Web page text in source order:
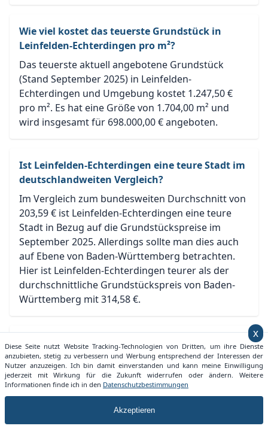
Wie viel kostet das teuerste Grundstück in
Leinfelden-Echterdingen pro m²?
Das teuerste aktuell angebotene Grundstück
(Stand September 2025) in Leinfelden-
Echterdingen und Umgebung kostet 1.247,50 €
pro m². Es hat eine Größe von 1.704,00 m² und
wird insgesamt für 698.000,00 € angeboten.
Ist Leinfelden-Echterdingen eine teure Stadt im
deutschlandweiten Vergleich?
Im Vergleich zum bundesweiten Durchschnitt von
203,59 € ist Leinfelden-Echterdingen eine teure
Stadt in Bezug auf die Grundstückspreise im
September 2025. Allerdings sollte man dies auch
auf Ebene von Baden-Württemberg betrachten.
Hier ist Leinfelden-Echterdingen teurer als der
durchschnittliche Grundstückspreis von Baden-
Württemberg mit 314,58 €.
Welche Entwicklung nimmt der
Grundstückspreis in Leinfelden-Echterdingen?
Der Grundstückspreis der Stadt Leinfelden-
Echterdingen ist im letzten Monat durchschnittlich
um -35,32 % gefallen. Damit liegt der
Grundstückspreis für Leinfelden-Echterdingen im
x
Diese Seite nutzt Website Tracking-Technologien von Dritten, um ihre Dienste
anzubieten, stetig zu verbessern und Werbung entsprechend der Interessen der
Nutzer anzuzeigen. Ich bin damit einverstanden und kann meine Einwilligung
jederzeit mit Wirkung für die Zukunft widerrufen oder ändern. Weitere
Informationen finde ich in den Datenschutzbestimmungen
Akzeptieren